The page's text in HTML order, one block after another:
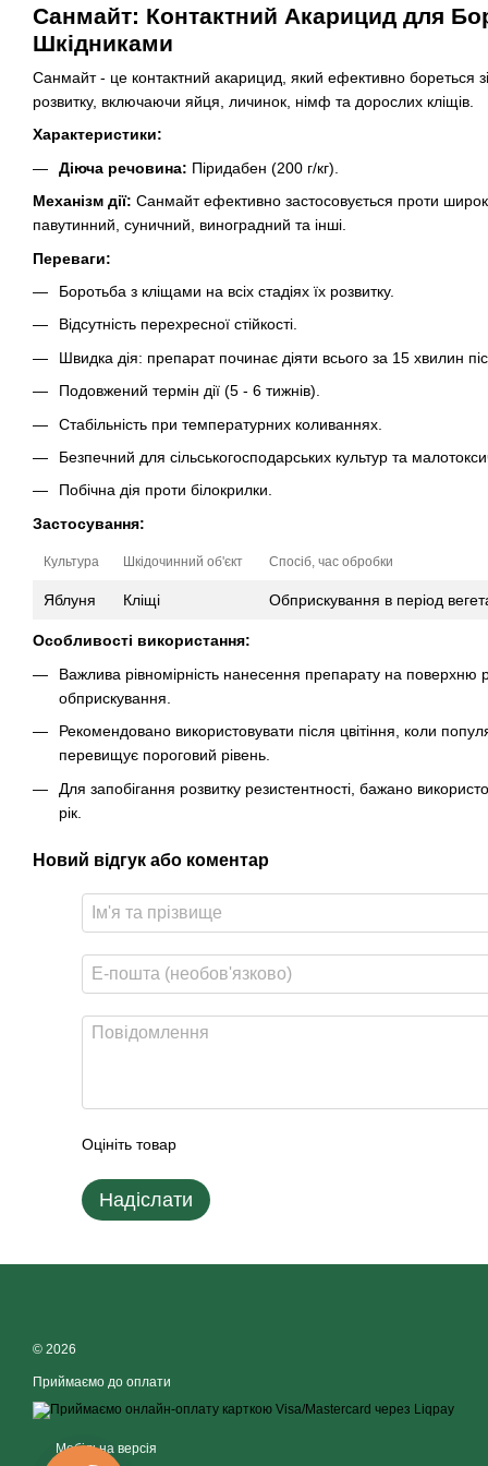
Санмайт: Контактний Акарицид для
Шкідниками
Санмайт - це контактний акарицид, який ефективно бореться зі
розвитку, включаючи яйця, личинок, німф та дорослих кліщів.
Характеристики:
Діюча речовина: Піридабен (200 г/кг).
Механізм дії: Санмайт ефективно застосовується проти
павутинний, суничний, виноградний та інші.
Переваги:
Боротьба з кліщами на всіх стадіях їх розвитку.
Відсутність перехресної стійкості.
Швидка дія: препарат починає діяти всього за 15 хвилин
Подовжений термін дії (5 - 6 тижнів).
Стабільність при температурних коливаннях.
Безпечний для сільськогосподарських культур та
Побічна дія проти білокрилки.
Застосування:
Культура Шкідочинний об'єкт Спосіб, час обробки
Яблуня Кліщі Обприскування в період
Особливості використання:
Важлива рівномірність нанесення препарату на поверхню
обприскування.
Рекомендовано використовувати після цвітіння, коли
перевищує пороговий рівень.
Для запобігання розвитку резистентності, бажано
рік.
Новий відгук або коментар
Оцініть товар
Надіслати
© 2026
Приймаємо до оплати
Мобільна версія